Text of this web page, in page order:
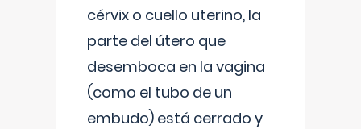
cérvix o cuello uterino, la
parte del útero que
desemboca en la vagina
(como el tubo de un
embudo) está cerrado y